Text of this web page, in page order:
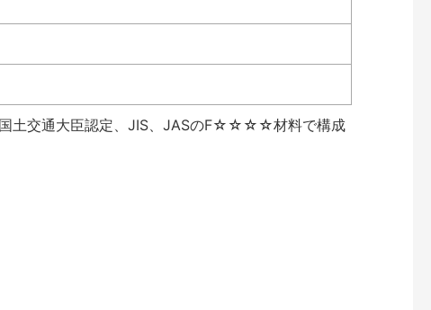
国土交通大臣認定、JIS、JASのF☆☆☆☆材料で構成